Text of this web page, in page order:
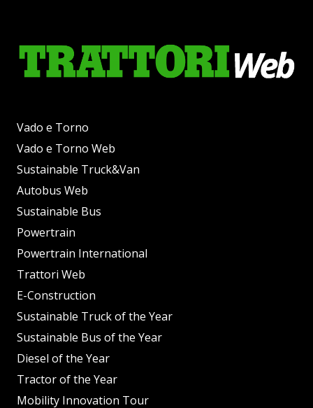
Vado e Torno
Vado e Torno Web
Sustainable Truck&Van
Autobus Web
Sustainable Bus
Powertrain
Powertrain International
Trattori Web
E-Construction
Sustainable Truck of the Year
Sustainable Bus of the Year
Diesel of the Year
Tractor of the Year
Mobility Innovation Tour